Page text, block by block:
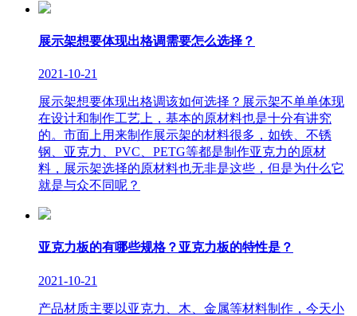
展示架想要体现出格调需要怎么选择？
2021-10-21
展示架想要体现出格调该如何选择？展示架不单单体现
在设计和制作工艺上，基本的原材料也是十分有讲究
的。市面上用来制作展示架的材料很多，如铁、不锈
钢、亚克力、PVC、PETG等都是制作亚克力的原材
料，展示架选择的原材料也无非是这些，但是为什么它
就是与众不同呢？
亚克力板的有哪些规格？亚克力板的特性是？
2021-10-21
产品材质主要以亚克力、木、金属等材料制作，今天小